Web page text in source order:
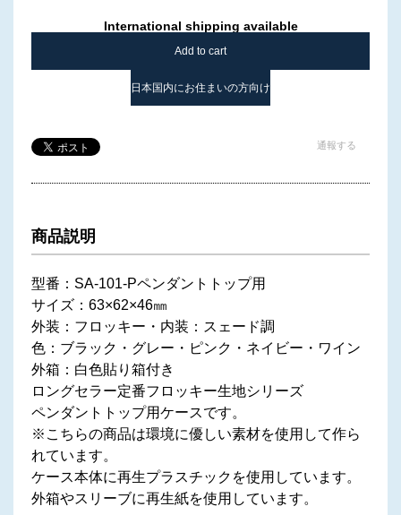
International shipping available
Add to cart
日本国内にお住まいの方向け
通報する
商品説明
型番：SA-101-Pペンダントトップ用
サイズ：63×62×46㎜
外装：フロッキー・内装：スェード調
色：ブラック・グレー・ピンク・ネイビー・ワイン
外箱：白色貼り箱付き
ロングセラー定番フロッキー生地シリーズ
ペンダントトップ用ケースです。
※こちらの商品は環境に優しい素材を使用して作ら
れています。
ケース本体に再生プラスチックを使用しています。
外箱やスリーブに再生紙を使用しています。